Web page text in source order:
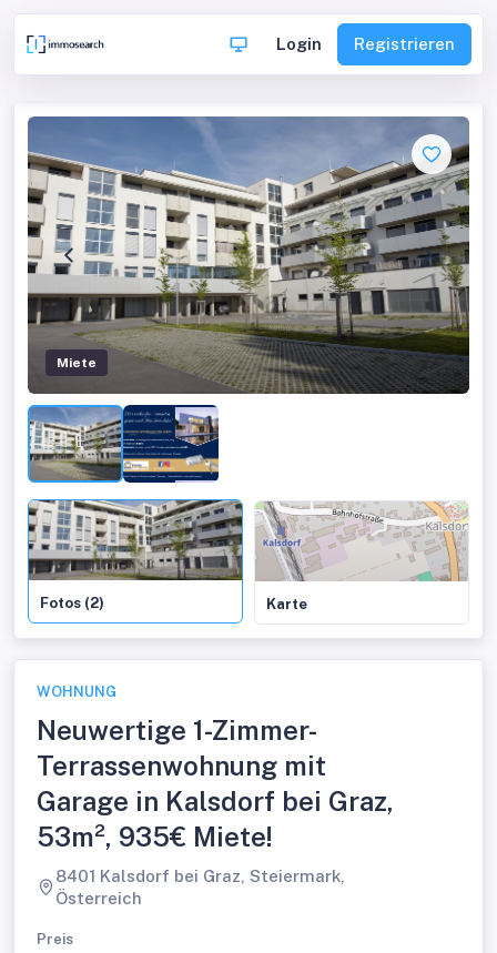
Login Registrieren
Miete
Fotos (2) Karte
WOHNUNG
Neuwertige 1-Zimmer-
Terrassenwohnung mit
Garage in Kalsdorf bei Graz,
53m², 935€ Miete!
8401 Kalsdorf bei Graz, Steiermark,
Österreich
Preis